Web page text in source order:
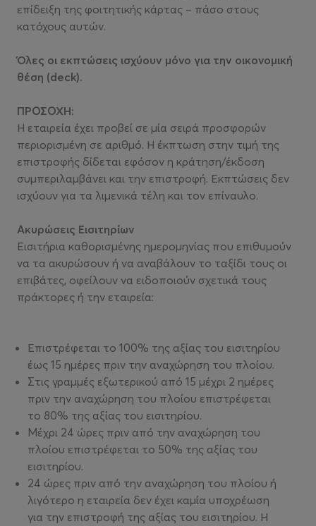
επίδειξη της φοιτητικής κάρτας – πάσο στους
κατόχους αυτών.
Όλες οι εκπτώσεις ισχύουν μόνο για την οικονομική
θέση (deck).
ΠΡΟΣΟΧΗ:
Η εταιρεία έχει προβεί σε μία σειρά προσφορών
περιορισμένη σε αριθμό. Η έκπτωση στην τιμή της
επιστροφής δίδεται εφόσον η κράτηση/έκδοση
συμπεριλαμβάνει και την επιστροφή. Εκπτώσεις δεν
ισχύουν για τα λιμενικά τέλη και τον επίναυλο.
Ακυρώσεις Εισιτηρίων
Εισιτήρια καθορισμένης ημερομηνίας που επιθυμούν
να τα ακυρώσουν ή να αναβάλουν το ταξίδι τους οι
επιβάτες, οφείλουν να ειδοποιούν σχετικά τους
πράκτορες ή την εταιρεία:
Επιστρέφεται το 100% της αξίας του εισιτηρίου
έως 15 ημέρες πριν την αναχώρηση του πλοίου.
Στις γραμμές εξωτερικού από 15 μέχρι 2 ημέρες
πριν την αναχώρηση του πλοίου επιστρέφεται
το 80% της αξίας του εισιτηρίου.
Μέχρι 24 ώρες πριν από την αναχώρηση του
πλοίου επιστρέφεται το 50% της αξίας του
εισιτηρίου.
24 ώρες πριν από την αναχώρηση του πλοίου ή
λιγότερο η εταιρεία δεν έχει καμία υποχρέωση
για την επιστροφή της αξίας του εισιτηρίου. Η